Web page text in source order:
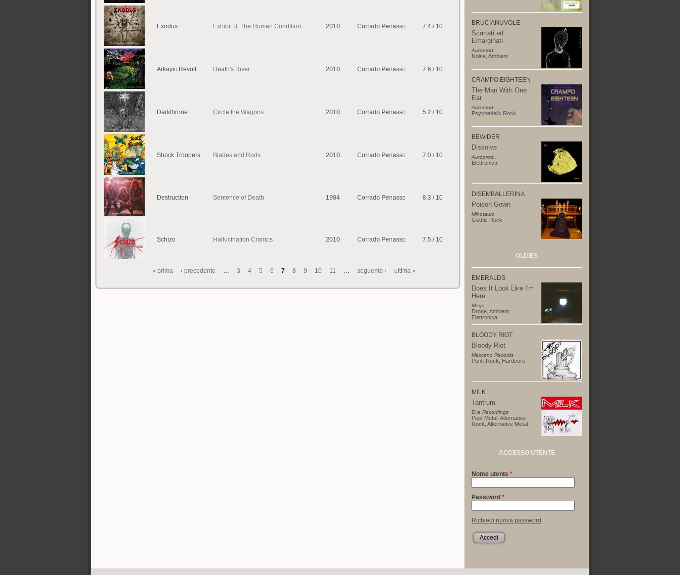
Exodus Exhibit B: The Human Condition 2010 Corrado Penasso 7.4 / 10
Arkayic Revolt Death's River 2010 Corrado Penasso 7.6 / 10
Darkthrone Circle the Wagons 2010 Corrado Penasso 5.2 / 10
Shock Troopers Blades and Rods 2010 Corrado Penasso 7.0 / 10
Destruction Sentence of Death 1984 Corrado Penasso 8.3 / 10
Schizo Hallucination Cramps 2010 Corrado Penasso 7.5 / 10
« prima ‹ precedente … 3 4 5 6 7 8 9 10 11 … seguente › ultima »
BRUCIANUVOLE
Scartati ed
Emarginati
Autoprod.
Noise Ambient
CRAMPO EIGHTEEN
The Man With One
Ear
Autoprod..
Psychedelic Rock
BEWIDER
Dissolve
Autoprod..
Elettronica
DISEMBALLERINA
Poison Gown
Minotauro
Gothic Rock
OLDIES
EMERALDS
Does It Look Like I'm
Here
Mego
Drone Ambient
Elettronica
BLOODY RIOT
Bloody Riot
Meccano Records
Punk Rock Hardcore
MILK
Tantrum
Eve Recordings
Post Metal Alternative
Rock Alternative Metal
ACCESSO UTENTE
Nome utente *
Password *
Richiedi nuova password